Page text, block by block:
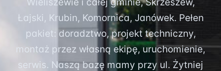
Łajski, Krubin, Komornica, Janówek. Pełen
pakiet: doradztwo, projekt techniczny,
montaż przez własną ekipę, uruchomienie,
serwis. Naszą bazę mamy przy ul. Żytniej